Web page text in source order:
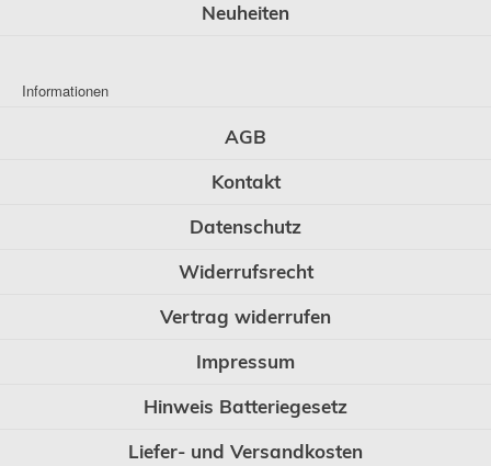
Neuheiten
Informationen
AGB
Kontakt
Datenschutz
Widerrufsrecht
Vertrag widerrufen
Impressum
Hinweis Batteriegesetz
Liefer- und Versandkosten